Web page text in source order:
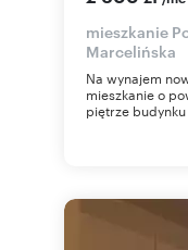
mieszkanie
Marcelińska
Na wynajem
mieszkanie o
piętrze